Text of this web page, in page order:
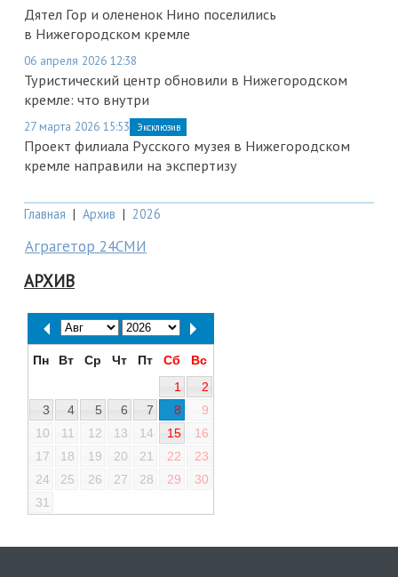
Дятел Гор и олененок Нино поселились
в Нижегородском кремле
06 апреля 2026 12:38
Туристический центр обновили в Нижегородском
кремле: что внутри
27 марта 2026 15:53 Эксклюзив
Проект филиала Русского музея в Нижегородском
кремле направили на экспертизу
Главная | Архив | 2026
Аграгетор 24СМИ
АРХИВ
Пн Вт Ср Чт Пт Сб
Вс
1
2
3
4 5 6 7 8
9
10
11 12 13 14 15
16
17
18 19 20 21 22
23
24
25 26 27 28 29
30
31